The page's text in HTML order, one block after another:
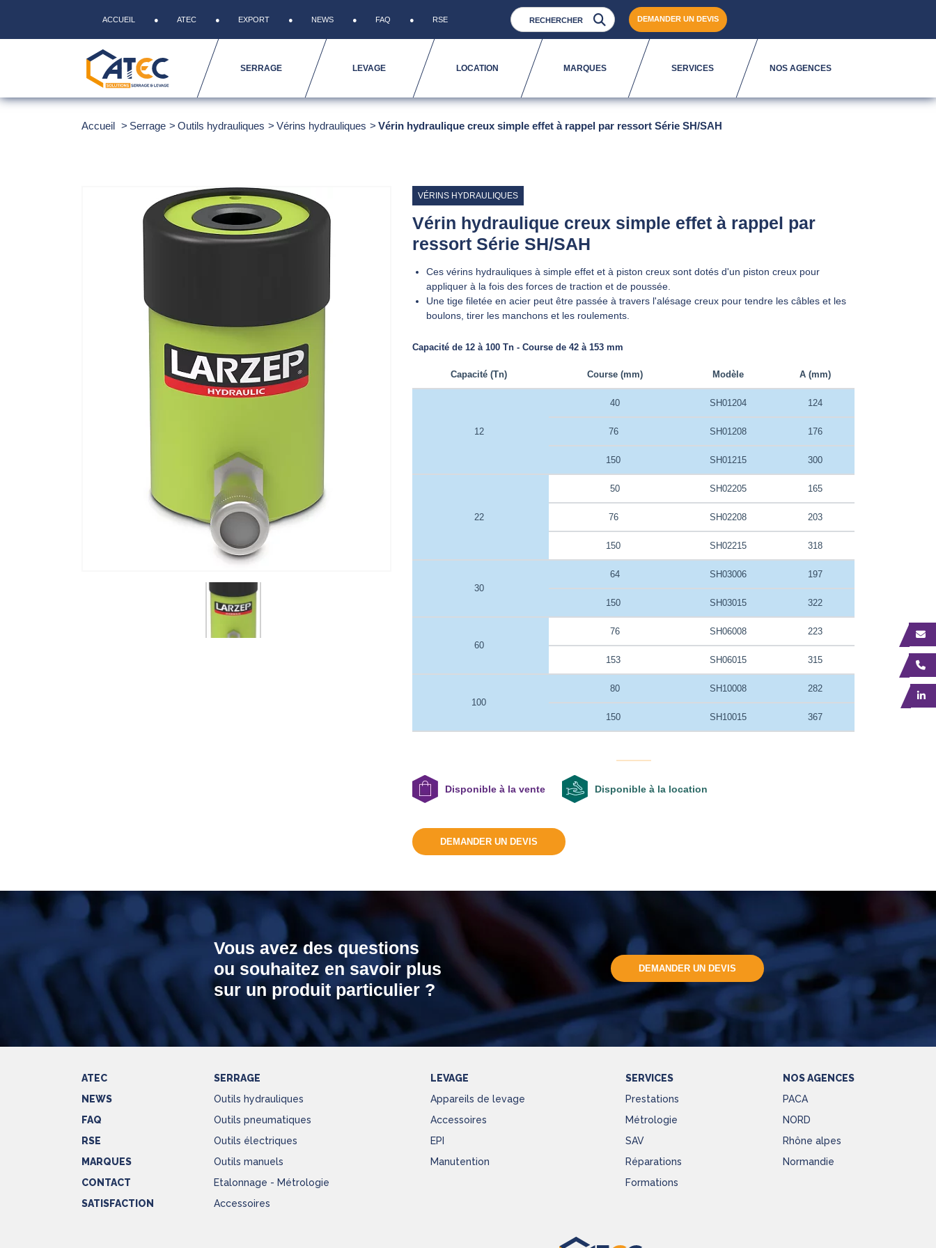
ACCUEIL ATEC EXPORT NEWS FAQ RSE DEMANDER UN DEVIS
SERRAGE LEVAGE LOCATION MARQUES SERVICES NOS AGENCES
Accueil Serrage Outils hydrauliques Vérins hydrauliques Vérin hydraulique creux simple effet à rappel par ressort Série SH/SAH
VÉRINS HYDRAULIQUES
Vérin hydraulique creux simple effet à rappel par
ressort Série SH/SAH
Ces vérins hydrauliques à simple effet et à piston creux sont dotés d'un piston creux pour
appliquer à la fois des forces de traction et de poussée.
Une tige filetée en acier peut être passée à travers l'alésage creux pour tendre les câbles et les
boulons, tirer les manchons et les roulements.
Capacité de 12 à 100 Tn - Course de 42 à 153 mm
Capacité (Tn) Course (mm) Modèle A (mm)
12
40 SH01204 124
76 SH01208 176
150 SH01215 300
22
50 SH02205 165
76 SH02208 203
150 SH02215 318
30
64 SH03006 197
150 SH03015 322
60
76 SH06008 223
153 SH06015 315
100
80 SH10008 282
150 SH10015 367
Disponible à la vente Disponible à la location
DEMANDER UN DEVIS
Vous avez des questions
ou souhaitez en savoir plus
sur un produit particulier ?
DEMANDER UN DEVIS
ATEC
NEWS
FAQ
RSE
MARQUES
CONTACT
SATISFACTION
SERRAGE
Outils hydrauliques
Outils pneumatiques
Outils électriques
Outils manuels
Etalonnage - Métrologie
Accessoires
LEVAGE
Appareils de levage
Accessoires
EPI
Manutention
SERVICES
Prestations
Métrologie
SAV
Réparations
Formations
NOS AGENCES
PACA
NORD
Rhône alpes
Normandie